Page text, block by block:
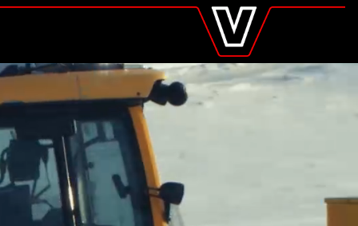
valtra.sk
Austria
Belgium
Denmark
Estonia
Finland
France
Germany
Hungary